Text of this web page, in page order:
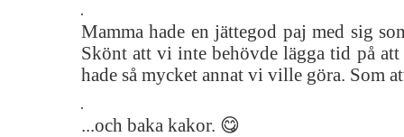
Mamma hade en jättegod paj med sig
Skönt att vi inte behövde lägga tid på
hade så mycket annat vi ville göra. Som
...och baka kakor. 😋